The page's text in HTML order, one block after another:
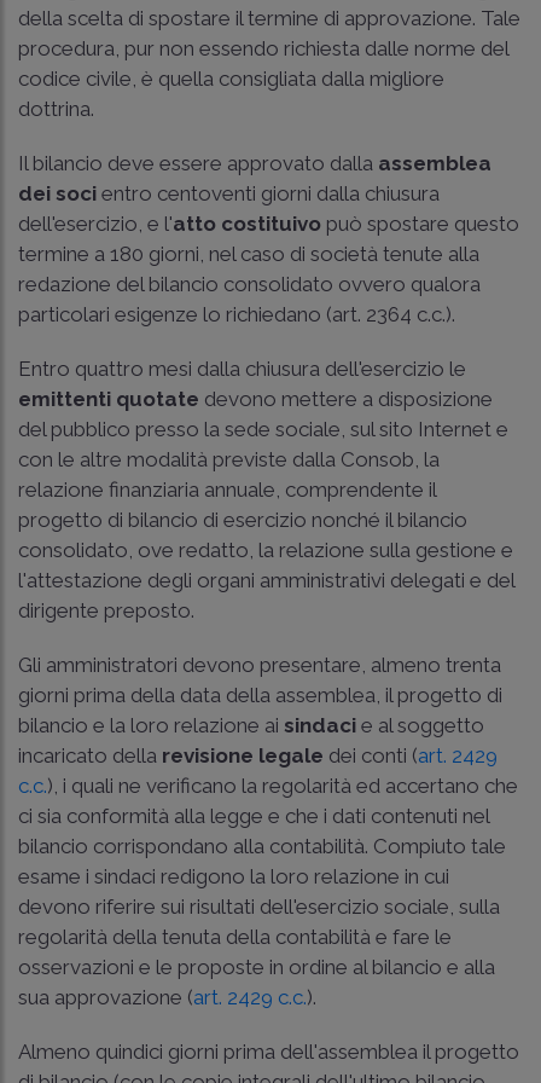
della scelta di spostare il termine di approvazione. Tale
procedura, pur non essendo richiesta dalle norme del
codice civile, è quella consigliata dalla migliore
dottrina.
Il bilancio deve essere approvato dalla assemblea
dei soci entro centoventi giorni dalla chiusura
dell'esercizio, e l'atto costituivo può spostare questo
termine a 180 giorni, nel caso di società tenute alla
redazione del bilancio consolidato ovvero qualora
particolari esigenze lo richiedano (art. 2364 c.c.).
Entro quattro mesi dalla chiusura dell'esercizio le
emittenti quotate devono mettere a disposizione
del pubblico presso la sede sociale, sul sito Internet e
con le altre modalità previste dalla Consob, la
relazione finanziaria annuale, comprendente il
progetto di bilancio di esercizio nonché il bilancio
consolidato, ove redatto, la relazione sulla gestione e
l'attestazione degli organi amministrativi delegati e del
dirigente preposto.
Gli amministratori devono presentare, almeno trenta
giorni prima della data della assemblea, il progetto di
bilancio e la loro relazione ai sindaci e al soggetto
incaricato della revisione legale dei conti (art. 2429
c.c.), i quali ne verificano la regolarità ed accertano che
ci sia conformità alla legge e che i dati contenuti nel
bilancio corrispondano alla contabilità. Compiuto tale
esame i sindaci redigono la loro relazione in cui
devono riferire sui risultati dell'esercizio sociale, sulla
regolarità della tenuta della contabilità e fare le
osservazioni e le proposte in ordine al bilancio e alla
sua approvazione (art. 2429 c.c.).
Almeno quindici giorni prima dell'assemblea il progetto